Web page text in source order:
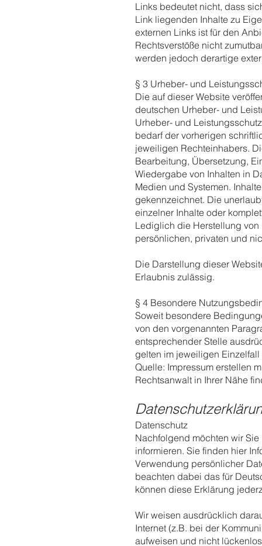
Links bedeutet nicht, dass
Link liegenden Inhalte zu
externen Links ist für den
Rechtsverstöße nicht
werden jedoch derartige
§ 3 Urheber- und
Die auf dieser Website
deutschen Urheber- und
Urheber- und
bedarf der vorherigen
jeweiligen Rechteinhabers.
Bearbeitung, Übersetzung,
Wiedergabe von Inhalten in
Medien und Systemen.
gekennzeichnet. Die
einzelner Inhalte oder
Lediglich die Herstellung
persönlichen, privaten und
Die Darstellung dieser
Erlaubnis zulässig.
§ 4 Besondere
Soweit besondere
von den vorgenannten
entsprechender Stelle
gelten im jeweiligen
Quelle: Impressum erstellen
Rechtsanwalt in Ihrer Nähe
Datenschutz
Nachfolgend möchten wir
informieren. Sie finden hier
Verwendung persönlicher
beachten dabei das für
können diese Erklärung
Wir weisen ausdrücklich
Internet (z.B. bei der
aufweisen und nicht